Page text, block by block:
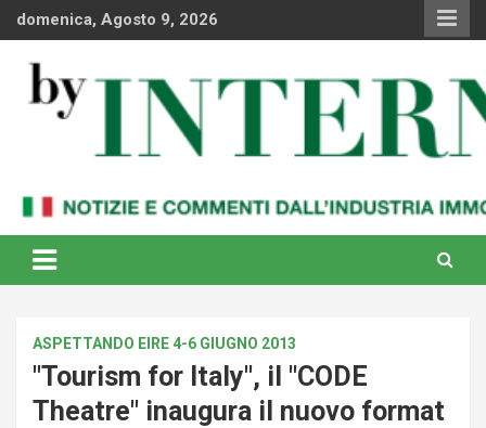
Skipdomenica, Agosto 9, 2026
By Internews
internazionale
ASPETTANDO EIRE 4-6 GIUGNO 2013
"Tourism for Italy", il "CODE
Theatre" inaugura il nuovo format